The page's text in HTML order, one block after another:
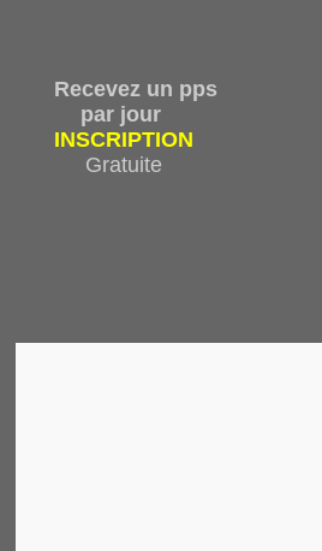
Recevez un pps
par jour
INSCRIPTION
Gratuite